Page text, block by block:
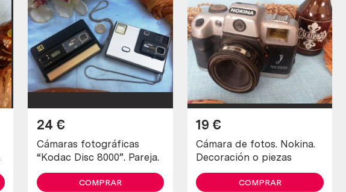
Cámaras fotográficas
“Kodac Disc 8000”. Pareja.
24 €
COMPRAR
Cámara de fotos. Nokina.
Decoración o piezas
19 €
COMPRAR